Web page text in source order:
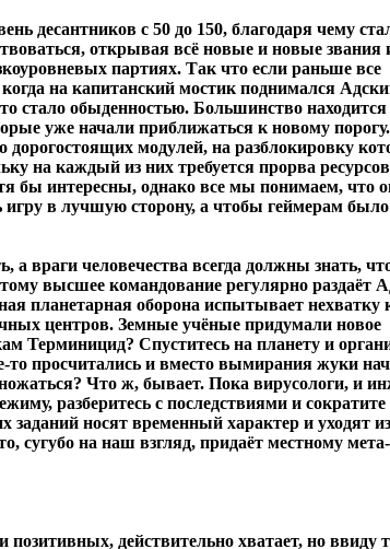
десантников с 50 до 150, благодаря чему
открывая всё новые и новые звания
партиях. Так что если раньше все
на капитанский мостик поднимался
стало обыденностью. Большинство
уже начали приближаться к новому порогу.
модулей, на разблокировку
на каждый из них требуется прорва
бы интересны, однако все мы понимаем, что
игру в лучшую сторону, а чтобы геймерам было
а враги человечества всегда должны знать,
высшее командование регулярно раздаёт
планетарная оборона испытывает нехватку
центров. Земные учёные придумали новое
Терминицид? Спуститесь на планету и
то просчитались и вместо вымирания жуки
Что ж, бывает. Пока вирусологи, и
разберитесь с последствиями и сократите
носят временный характер и уходят
сугубо на наш взгляд, придаёт местному мета-
действительно хватает, но ввиду